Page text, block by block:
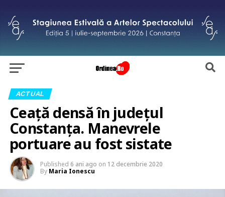
ACTUAL
Ceață densă în județul
Constanța. Manevrele
portuare au fost sistate
Published 6 ani ago on 12 decembrie 2020
By Maria Ionescu